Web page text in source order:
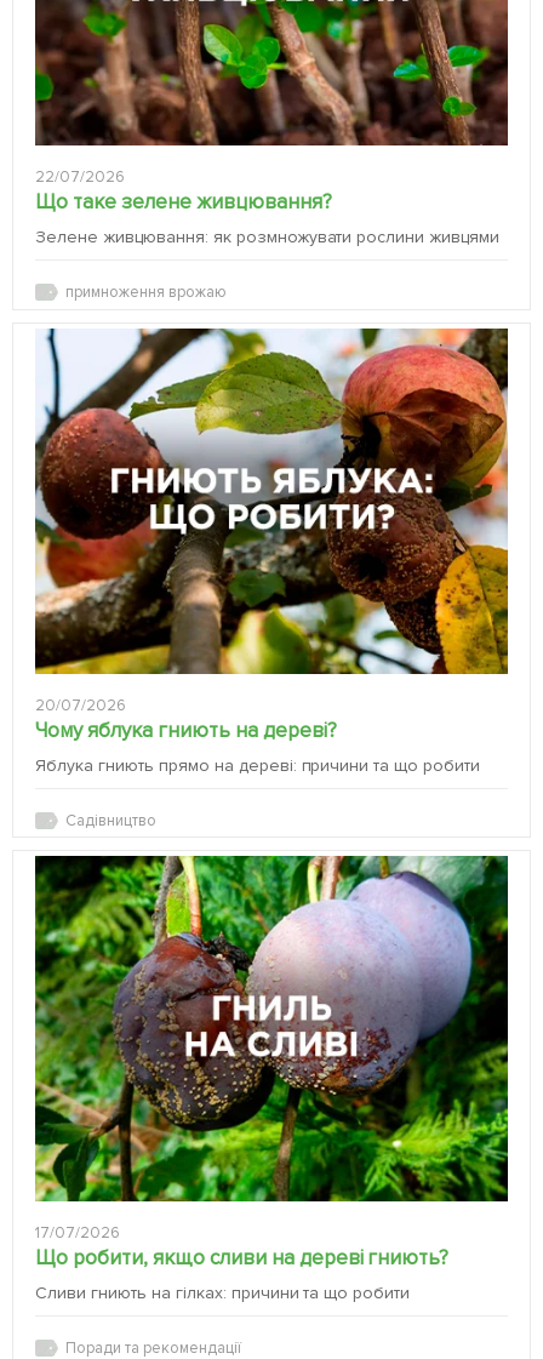
22/07/2026
Що таке зелене живцювання?
Зелене живцювання: як розмножувати рослини живцями
примноження врожаю
20/07/2026
Чому яблука гниють на дереві?
Яблука гниють прямо на дереві: причини та що робити
Садівництво
17/07/2026
Що робити, якщо сливи на дереві гниють?
Сливи гниють на гілках: причини та що робити
Поради та рекомендації